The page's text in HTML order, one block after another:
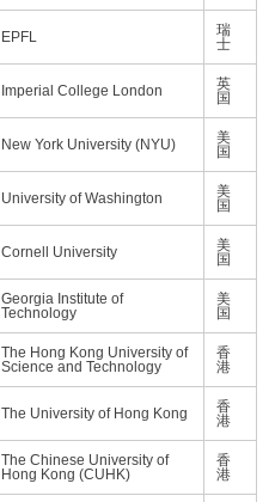
EPFL
瑞
士
Imperial College London
英
国
New York University (NYU)
美
国
University of Washington
美
国
Cornell University
美
国
Georgia Institute of
Technology
美
国
The Hong Kong University of
Science and Technology
香
港
The University of Hong Kong
香
港
The Chinese University of
Hong Kong (CUHK)
香
港